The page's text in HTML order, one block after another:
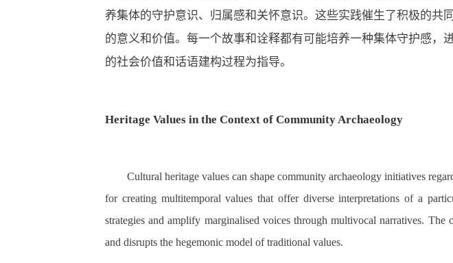
养集体的守护意识、归属感和关怀意识。这些实践催生了积极的
的意义和价值。每一个故事和诠释都有可能培养一种集体守护感
的社会价值和话语建构过程为指导。
Heritage Values in the Context of Community Archaeology
Cultural heritage values can shape community archaeology initiatives
for creating multitemporal values that offer diverse interpretations of a
strategies and amplify marginalised voices through multivocal narratives.
and disrupts the hegemonic model of traditional values.